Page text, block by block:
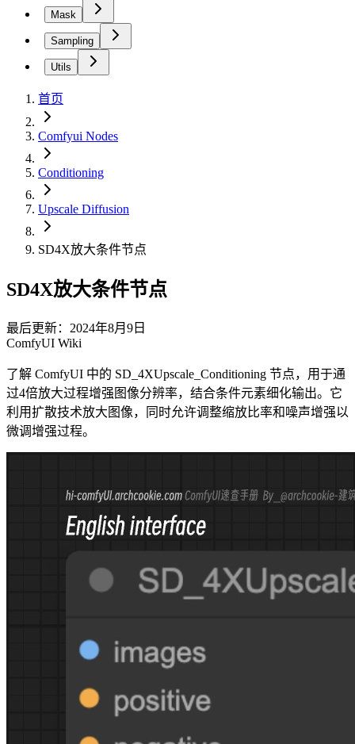
Mask
Sampling
Utils
首页
Comfyui Nodes
Conditioning
Upscale Diffusion
SD4X放大条件节点
SD4X放大条件节点
最后更新：2024年8月9日
ComfyUI Wiki
了解 ComfyUI 中的 SD_4XUpscale_Conditioning 节点，用于通
过4倍放大过程增强图像分辨率，结合条件元素细化输出。它
利用扩散技术放大图像，同时允许调整缩放比率和噪声增强以
微调增强过程。